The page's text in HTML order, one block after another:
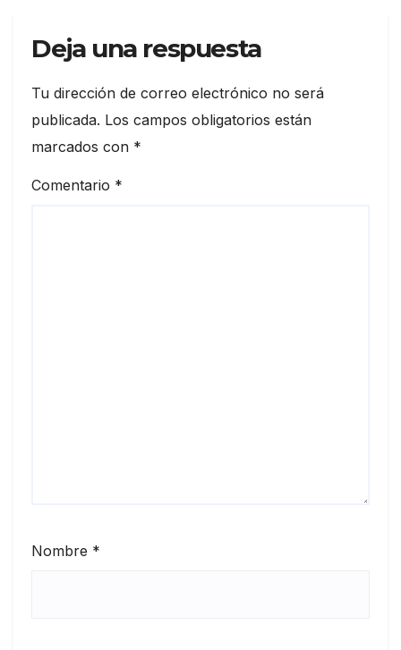
Deja una respuesta
Tu dirección de correo electrónico no será
publicada. Los campos obligatorios están
marcados con *
Comentario *
Nombre *